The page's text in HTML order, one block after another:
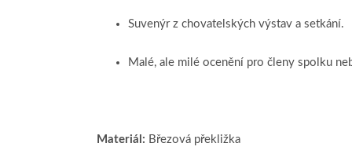
Suvenýr z chovatelských výstav a setkání.
Malé, ale milé ocenění pro členy spolku
Materiál: Březová překližka